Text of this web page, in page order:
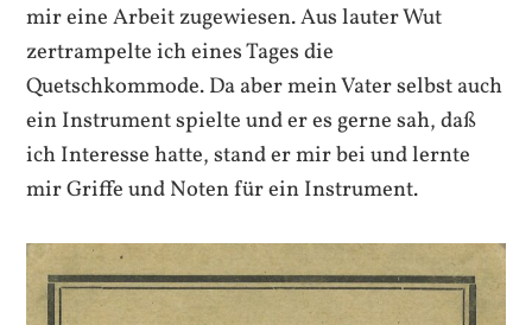
mir eine Arbeit zugewiesen. Aus lauter Wut
zertrampelte ich eines Tages die
Quetschkommode. Da aber mein Vater selbst auch
ein Instrument spielte und er es gerne sah, daß
ich Interesse hatte, stand er mir bei und lernte
mir Griffe und Noten für ein Instrument.